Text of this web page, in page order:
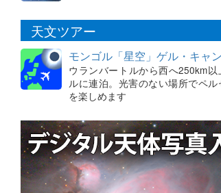
天文ツアー
モンゴル「星空」ゲル・キャ
ウランバートルから西へ250km
ルに連泊。光害のない場所でペ
を楽しめます